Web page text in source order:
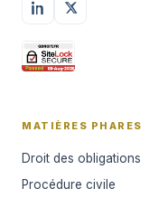
MATIÈRES PHARES
Droit des obligations
Procédure civile